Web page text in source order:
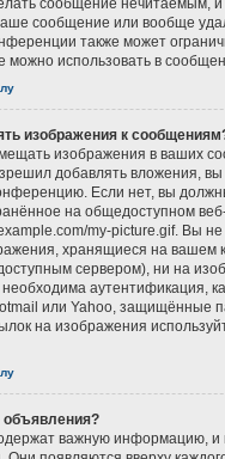
сообщение нечитаемым,
сообщение или вообще
также может
можно использовать в
изображения к
изображения в ваших
добавлять вложения, вы
Если нет, вы
на общедоступном
my-picture.gif. Вы
хранящиеся на вашем
сервером), ни на
аутентификация,
или Yahoo, защищённые
на изображения
объявления?
важную информацию, и